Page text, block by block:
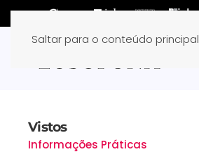
Saltar para o conteúdo principal
Vistos
Informações Práticas